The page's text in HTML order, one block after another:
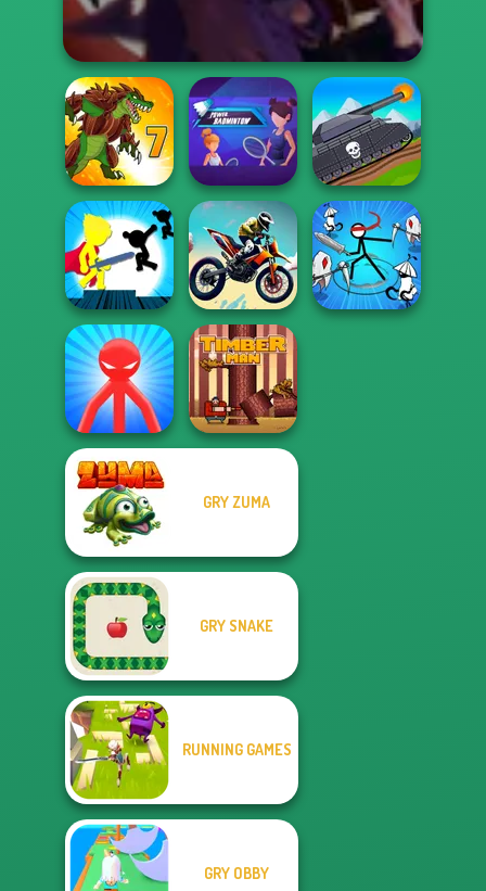
Dynamons 7
Power
Badminton
Tanks 2D: Tank
Wars
Stickman The
Flash
Bike Jump
Red Stickman vs
Monster School
GRY ZUMA
GRY SNAKE
RUNNING GAMES
GRY OBBY